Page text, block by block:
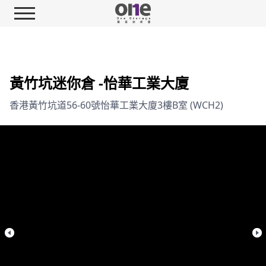
黃竹坑迷你倉 -怡華工業大廈
香港黃竹坑道56-60號怡華工業大廈3樓B室 (WCH2)